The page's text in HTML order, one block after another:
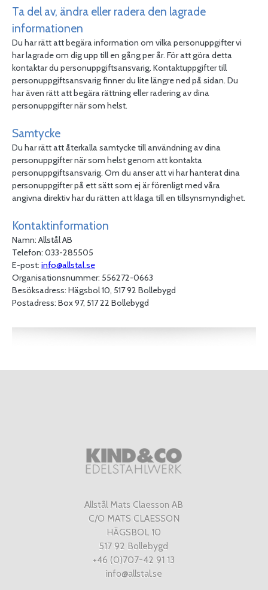
Ta del av, ändra eller radera den lagrade
informationen
Du har rätt att begära information om vilka personuppgifter vi
har lagrade om dig upp till en gång per år. För att göra detta
kontaktar du personuppgiftsansvarig. Kontaktuppgifter till
personuppgiftsansvarig finner du lite längre ned på sidan. Du
har även rätt att begära rättning eller radering av dina
personuppgifter när som helst.
Samtycke
Du har rätt att återkalla samtycke till användning av dina
personuppgifter när som helst genom att kontakta
personuppgiftsansvarig. Om du anser att vi har hanterat dina
personuppgifter på ett sätt som ej är förenligt med våra
angivna direktiv har du rätten att klaga till en tillsynsmyndighet.
Kontaktinformation
Namn: Allstål AB
Telefon: 033-285505
E-post: info@allstal.se
Organisationsnummer: 556272-0663
Besöksadress: Hägsbol 10, 517 92 Bollebygd
Postadress: Box 97, 517 22 Bollebygd
Allstål Mats Claesson AB
C/O MATS CLAESSON
HÄGSBOL 10
517 92 Bollebygd
+46 (0)707-42 91 13
info@allstal.se